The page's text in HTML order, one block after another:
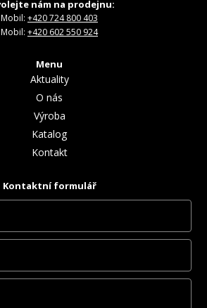
nám na prodejnu:
Mobil: +420 724 800 403
Mobil: +420 602 550 924
Menu
Aktuality
O nás
Výroba
Katalog
Kontakt
Kontaktní formulář